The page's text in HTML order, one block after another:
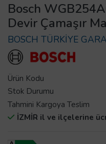
Bosch
Devir Çamaşır
BOSCH TÜRKİYE
Ürün Kodu
Stok Durumu
Tahmini Kargoya Teslim
İZMİR il ve ilçelerine